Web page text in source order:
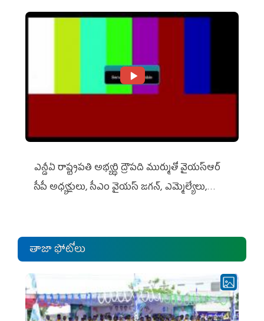
ఎన్డీఏ రాష్ట్ర‌ప‌తి అభ్య‌ర్థి ద్రౌప‌ది ముర్ముతో వైయ‌స్ఆర్
సీపీ అధ్య‌క్షులు, సీఎం వైయ‌స్ జ‌గ‌న్, ఎమ్మెల్యేలు,
తాజా ఫోటోలు